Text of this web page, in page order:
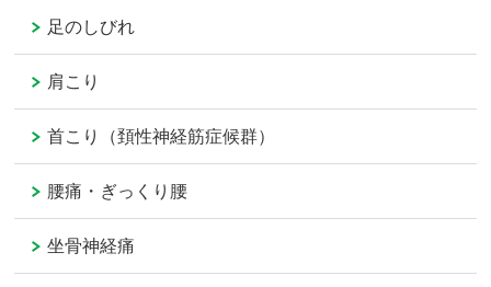
足のしびれ
肩こり
首こり（頚性神経筋症候群）
腰痛・ぎっくり腰
坐骨神経痛